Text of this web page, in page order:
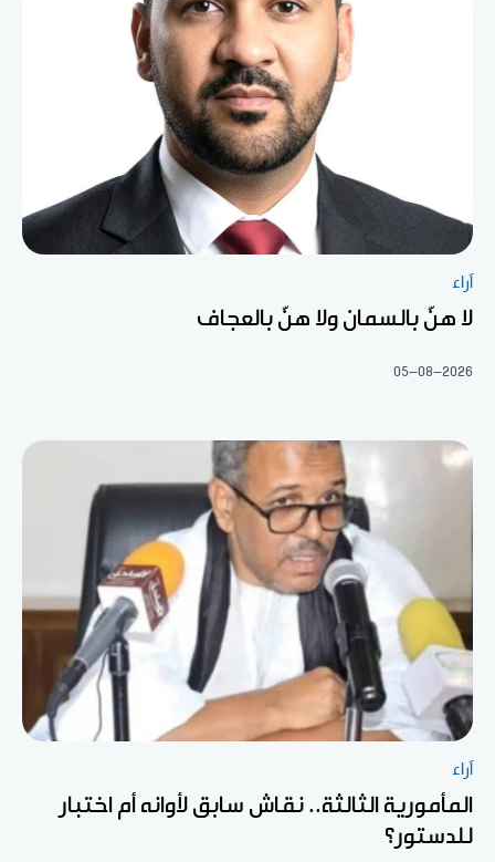
آراء
لا هنّ بالسمان ولا هنّ بالعجاف
05-08-2026
آراء
المأمورية الثالثة.. نقاش سابق لأوانه أم اختبار
للدستور؟